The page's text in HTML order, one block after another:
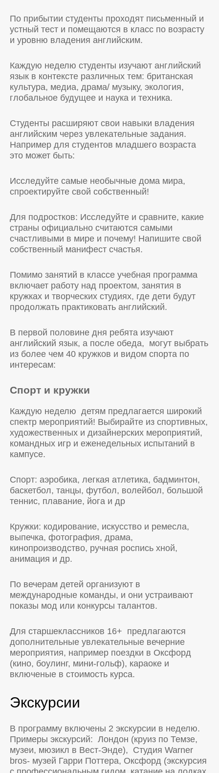
По прибытии студенты проходят письменный и
устный тест и помещаются в класс по возрасту
и уровню владения английским.
Каждую неделю студенты изучают английский
язык в контексте различных тем: британская
культура, медиа, драма/ музыку, экология,
глобальное будущее и наука и техника.
Студенты расширяют свои навыки владения
английским через увлекательные задания.
Например для студентов младшего возраста
это может быть:
Исследуйте самые необычные дома мира,
спроектируйте свой собственный!
Для подростков: Исследуйте и сравните, какие
страны официально считаются самыми
счастливыми в мире и почему! Напишите свой
собственный манифест счастья.
Помимо занятий в классе учебная программа
включает работу над проектом, занятия в
кружках и творческих студиях, где дети будут
продолжать практиковать английский.
В первой половине дня ребята изучают
английский язык, а после обеда, могут выбрать
из более чем 40 кружков и видом спорта по
интересам:
Спорт и кружки
Каждую неделю детям предлагается широкий
спектр мероприятий! Выбирайте из спортивных,
художественных и дизайнерских мероприятий,
командных игр и еженедельных испытаний в
кампусе.
Спорт: аэробика, легкая атлетика, бадминтон,
баскетбол, танцы, футбол, волейбол, большой
теннис, плавание, йога и др
Кружки: кодирование, искусство и ремесла,
выпечка, фотография, драма,
кинопроизводство, ручная роспись хной,
анимация и др.
По вечерам детей организуют в
международные команды, и они устраивают
показы мод или конкурсы талантов.
Для старшеклассников 16+ предлагаются
дополнительные увлекательные вечерние
мероприятия, например поездки в Оксфорд
(кино, боулинг, мини-гольф), караоке и
включеные в стоимость курса.
Экскурсии
В программу включены 2 экскурсии в неделю.
Примеры экскурсий: Лондон (круиз по Темзе,
музеи, мюзикл в Вест-Энде), Студия Warner
bros- музей Гарри Поттера, Оксфорд (экскурсия